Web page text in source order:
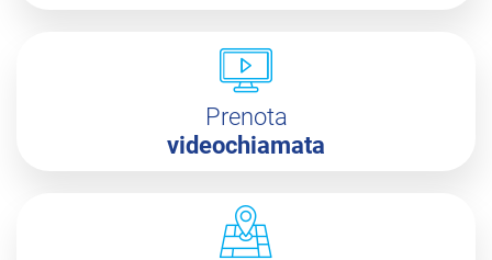
Prenota
videochiamata